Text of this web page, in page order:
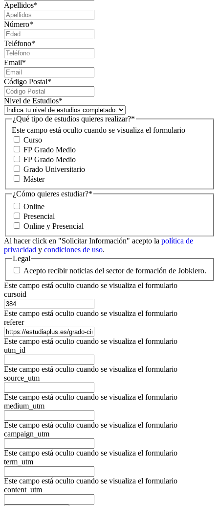
Apellidos*
Número*
Teléfono*
Email*
Código Postal*
Nivel de Estudios*
Este campo está oculto cuando se visualiza el formulario
¿Qué tipo de estudios quieres realizar?*
Curso
FP Grado Medio
FP Grado Medio
Grado Universitario
Máster
¿Cómo quieres estudiar?*
Online
Presencial
Online y Presencial
Al hacer click en "Solicitar Información" acepto la política de
privacidad y condiciones de uso.
Legal
Acepto recibir noticias del sector de formación de Jobkiero.
Este campo está oculto cuando se visualiza el formulario
cursoid
Este campo está oculto cuando se visualiza el formulario
referer
Este campo está oculto cuando se visualiza el formulario
utm_id
Este campo está oculto cuando se visualiza el formulario
source_utm
Este campo está oculto cuando se visualiza el formulario
medium_utm
Este campo está oculto cuando se visualiza el formulario
campaign_utm
Este campo está oculto cuando se visualiza el formulario
term_utm
Este campo está oculto cuando se visualiza el formulario
content_utm